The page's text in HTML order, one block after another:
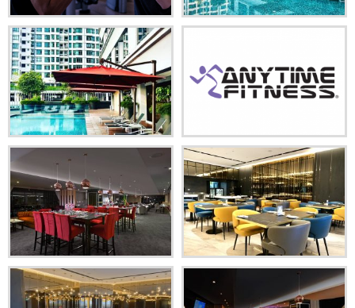
Promosi Kamar
Promosi Kamar
Layanan
Ruang Pertemuan
Kontak Kami
Galeri
Lokasi
Tempat-Tempat Menarik